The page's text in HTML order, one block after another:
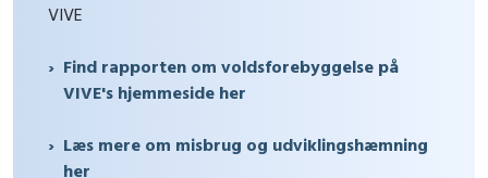
VIVE
Find rapporten om voldsforebyggelse på
VIVE's hjemmeside her
Læs mere om misbrug og udviklingshæmning
her